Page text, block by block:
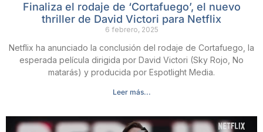
Finaliza el rodaje de ‘Cortafuego’, el nuevo
thriller de David Victori para Netflix
6 febrero, 2025
Netflix ha anunciado la conclusión del rodaje de Cortafuego, la
esperada película dirigida por David Victori (Sky Rojo, No
matarás) y producida por Espotlight Media.
Leer más...